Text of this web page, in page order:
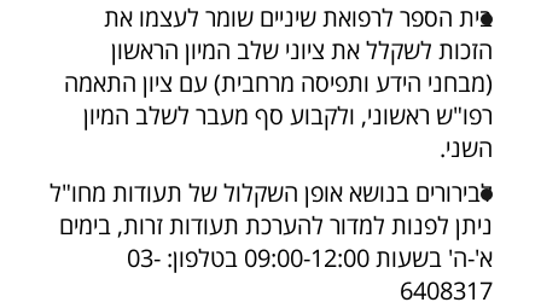
בית הספר לרפואת שיניים שומר לעצמו את
הזכות לשקלל את ציוני שלב המיון הראשון
(מבחני הידע ותפיסה מרחבית) עם ציון התאמה
רפו"ש ראשוני, ולקבוע סף מעבר לשלב המיון
השני.
לבירורים בנושא אופן השקלול של תעודות מחו"ל
ניתן לפנות למדור להערכת תעודות זרות, בימים
א'-ה' בשעות 09:00-12:00 בטלפון: 03-
6408317